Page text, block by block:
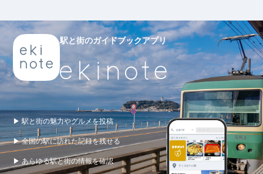
駅と街のガイドブックアプリ
▶ 駅と街の魅力やグルメを投稿
▶ 全国の駅に訪れた記録を残せる
▶ あらゆる駅と街の情報を確認